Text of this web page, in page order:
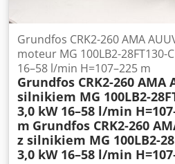
individuelles de 3,6 m de long
plaques d'identification de charge
par vis, non préassemblés. Frais
maximum 20 jours ouvrables
- livraison gratuite sur le chantier
déchargement du camion est
son propre équipement de levage
effectuées sur l'ensemble du
fédérale d'Allemagne ; sauf pour
dans les États membres de l'UE
accord individuel.
Grundfos CRK2-260 AMA
moteur MG 100LB2-28FT130-
16–58 l/min H=107–225 m
Grundfos CRK2-260 AMA
silnikiem MG 100LB2-
3,0 kW 16–58 l/min
m Grundfos CRK2-260
z silnikiem MG 100LB2-
3,0 kW 16–58 l/min